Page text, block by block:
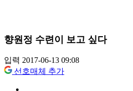
향원정 수련이 보고 싶다
입력 2017-06-13 09:08
선호매체 추가